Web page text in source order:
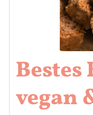
Bestes
vegan